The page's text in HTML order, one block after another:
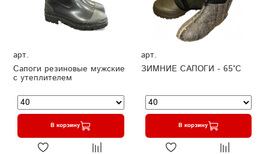
арт.
Сапоги резиновые мужские
с утеплителем
В корзину
арт.
ЗИМНИЕ САПОГИ - 65°C
В корзину